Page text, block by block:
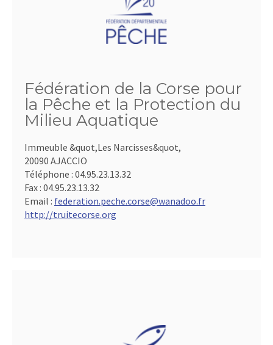
Fédération de la Corse pour
la Pêche et la Protection du
Milieu Aquatique
Immeuble &quot,Les Narcisses&quot,
20090 AJACCIO
Téléphone : 04.95.23.13.32
Fax : 04.95.23.13.32
Email : federation.peche.corse@wanadoo.fr
http://truitecorse.org